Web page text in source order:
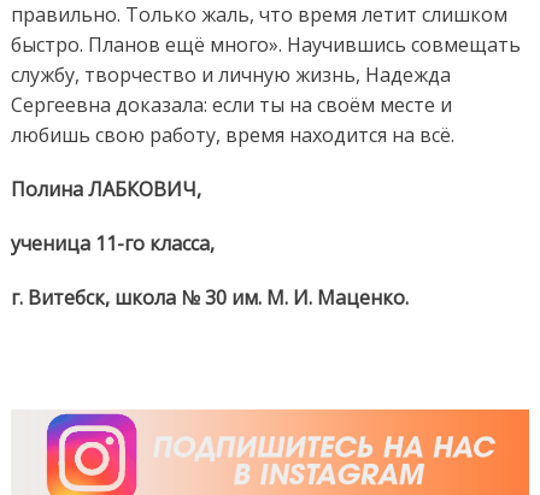
правильно. Только жаль, что время летит слишком
быстро. Планов ещё много». Научившись совмещать
службу, творчество и личную жизнь, Надежда
Сергеевна доказала: если ты на своём месте и
любишь свою работу, время находится на всё.
Полина ЛАБКОВИЧ,
ученица 11-го класса,
г. Витебск, школа № 30 им. М. И. Маценко.